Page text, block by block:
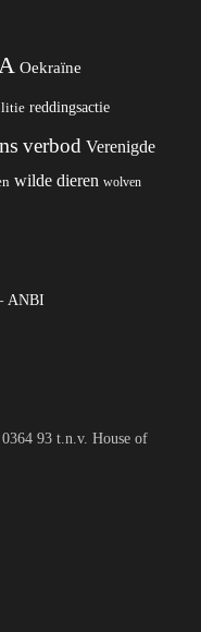
Oekraïne
reddingsactie
verbod Verenigde
wilde dieren wolven
- ANBI
93 t.n.v. House of